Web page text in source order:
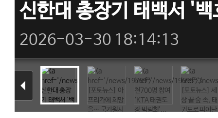
신한대 총장기 태백서 '
2026-03-30 18:14:13